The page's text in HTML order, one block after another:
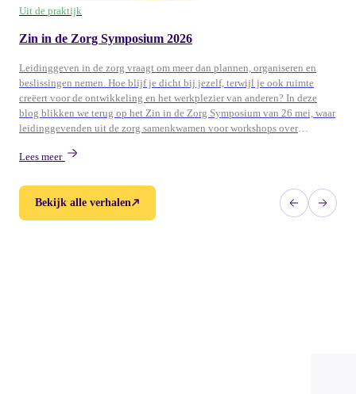
Uit de praktijk
Zin in de Zorg Symposium 2026
Leidinggeven in de zorg vraagt om meer dan plannen, organiseren en
beslissingen nemen. Hoe blijf je dicht bij jezelf, terwijl je ook ruimte
creëert voor de ontwikkeling en het werkplezier van anderen? In deze
blog blikken we terug op het Zin in de Zorg Symposium van 26 mei, waar
leidinggevenden uit de zorg samenkwamen voor workshops over
Lees meer
Bekijk alle verhalen